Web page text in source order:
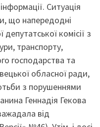
Ситуація
що напередодні
комісії з
транспорту,
господарства та
обласної ради,
з порушеннями
Геннадія Гекова
від